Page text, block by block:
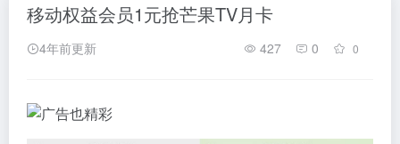
移动权益会员1元抢芒果TV月卡
4年前更新 427 0 0